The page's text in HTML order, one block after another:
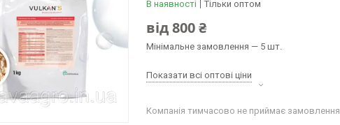
В наявності Тільки оптом
від800 ₴
Мінімальне замовлення — 5 шт.
Показати всі оптові ціни
Компанія тимчасово не приймає замовлення